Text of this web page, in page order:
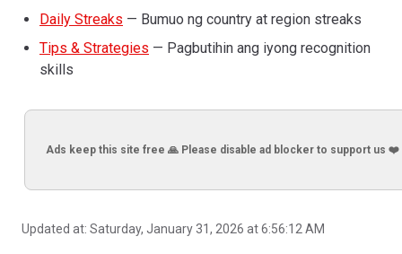
Daily Streaks — Bumuo ng country at region streaks
Tips & Strategies — Pagbutihin ang iyong recognition
skills
Ads keep this site free 🙏 Please disable ad blocker to support us ❤️
Updated at: Saturday, January 31, 2026 at 6:56:12 AM